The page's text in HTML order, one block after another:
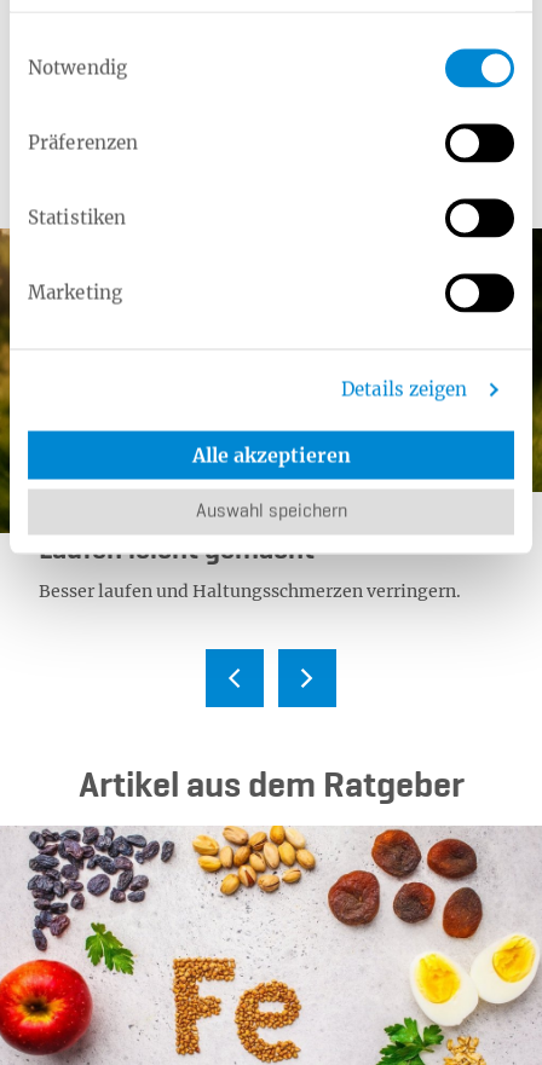
Notwendig
Präferenzen
Statistiken
Marketing
Details zeigen
Alle akzeptieren
Auswahl speichern
Ernährungskurse Online Gesunde Ernährung online
Laufen leicht gemacht
Besser laufen und Haltungsschmerzen verringern.
Ar­ti­kel aus dem Rat­ge­ber